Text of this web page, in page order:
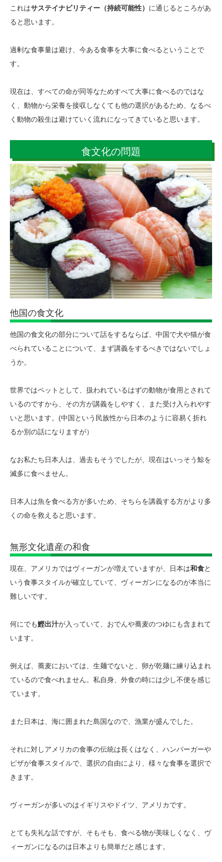
これはサステイナビリティー（持続可能性） に通じるところがあ
ると思います。
過剰な食事量は避け、今ある食事を大事に食べるということで
す。
現在は、すべての命が同等なためすべて大事に食べるのではな
く、動物から栄養を接収しなくても他の選択があるため、なるべ
く動物の殺生は避けていく流れになってきていると思います。
食文化の問題
他国の食文化
他国の食文化の部分について話をするならば、中国で犬や猫が食
べられていることについて、まず講義をするべきではないでしょ
うか。
世界ではペットとして、扱われているはずの動物が食用とされて
いるのですから、その方が講義をしやすく、また受け入られやす
いと思います。(中国という民族性から日本のように容易く折れ
るか別の話になりますが）
なお私たち日本人は、過去もそうでしたが、現在はいっそう鯨を
滅多に食べません。
日本人は魚を食べる方が多いため、そちらを講義する方がより多
くの命を救えると思います。
無形文化遺産の和食
現在、アメリカではヴィーガンが増えていますが、日本は和食と
いう食事スタイルが確立していて、ヴィーガンになるのが本当に
難しいです。
何にでも鰹出汁が入っていて、おでんや蕎麦のつゆにも含まれて
います。
例えば、蕎麦においては、生麺でないと、卵が乾麺に練り込まれ
ているので食べれません。私自身、外食の時には少し不便を感じ
ています。
また日本は、海に囲まれた島国なので、漁業が盛んでした。
それに対しアメリカの食事の伝統は長くはなく、ハンバーガーや
ピザが食事スタイルで、選択の自由により、様々な食事を選択で
きます。
ヴィーガンが多いのはイギリスやドイツ、アメリカです。
とても失礼な話ですが、そもそも、食べる物が美味しくなく、ヴ
ィーガンになるのは日本よりも簡単だと感じます。